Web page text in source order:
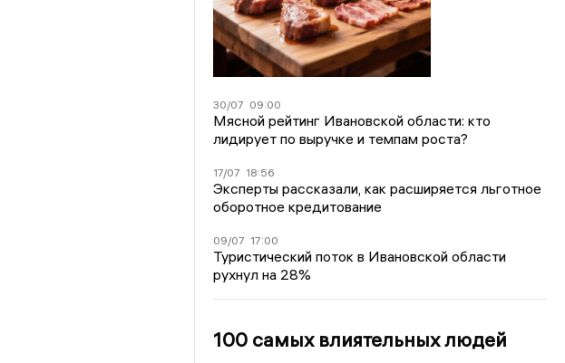
30/07 09:00
Мясной рейтинг Ивановской области: кто
лидирует по выручке и темпам роста?
17/07 18:56
Эксперты рассказали, как расширяется льготное
оборотное кредитование
09/07 17:00
Туристический поток в Ивановской области
рухнул на 28%
100 самых влиятельных людей